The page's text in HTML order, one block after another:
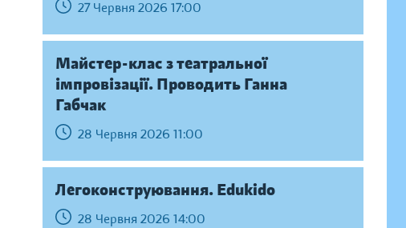
27 Червня 2026 17:00
Майстер-клас з театральної
імпровізації. Проводить Ганна
Габчак
28 Червня 2026 11:00
Легоконструювання. Edukido
28 Червня 2026 14:00